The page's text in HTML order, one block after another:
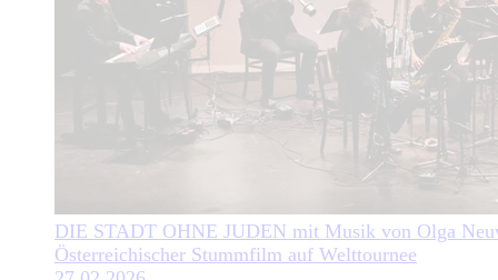
DIE STADT OHNE JUDEN mit Musik von Olga
Österreichischer Stummfilm auf Welttournee